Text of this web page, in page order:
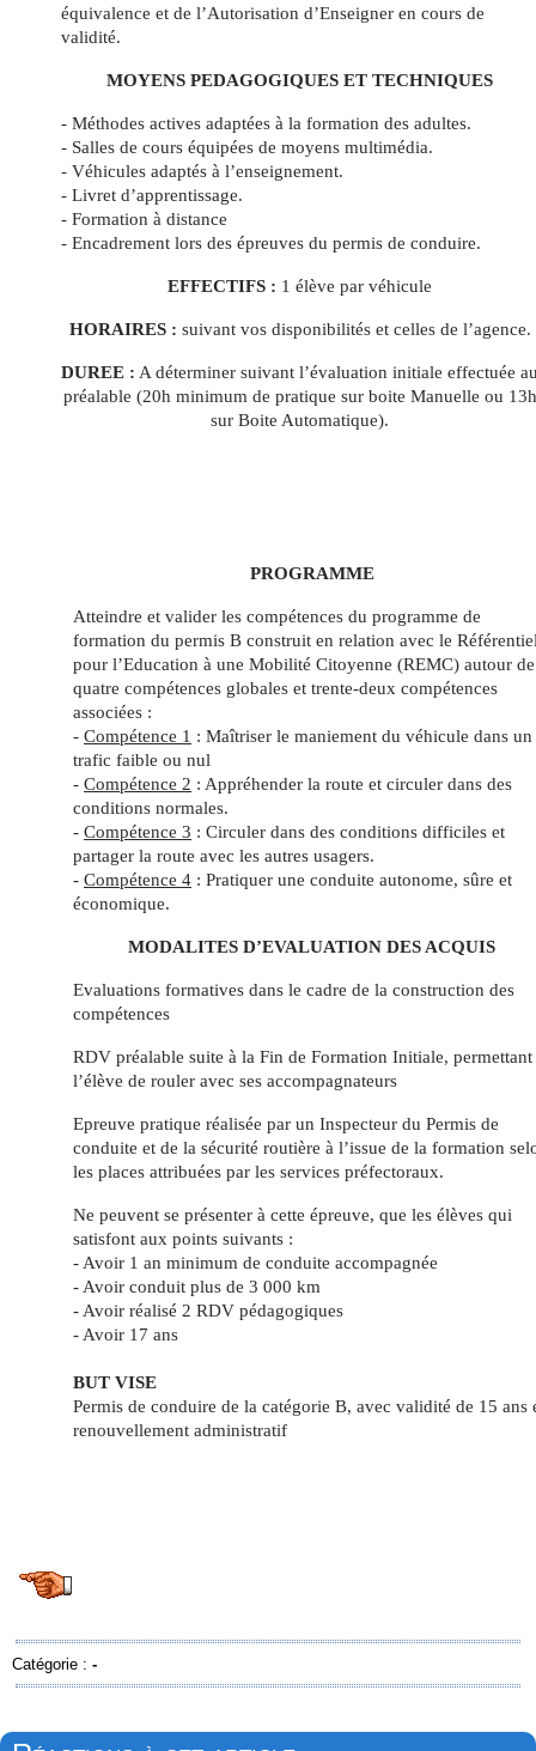
équivalence et de l’Autorisation d’Enseigner en cours de
validité.
MOYENS PEDAGOGIQUES ET TECHNIQUES
- Méthodes actives adaptées à la formation des adultes.
- Salles de cours équipées de moyens multimédia.
- Véhicules adaptés à l’enseignement.
- Livret d’apprentissage.
- Formation à distance
- Encadrement lors des épreuves du permis de conduire.
EFFECTIFS : 1 élève par véhicule
HORAIRES : suivant vos disponibilités et celles de l’agence.
DUREE : A déterminer suivant l’évaluation initiale effectuée
préalable (20h minimum de pratique sur boite Manuelle ou 13h
sur Boite Automatique).
PROGRAMME
Atteindre et valider les compétences du programme de
formation du permis B construit en relation avec le
pour l’Education à une Mobilité Citoyenne (REMC) autour de
quatre compétences globales et trente-deux compétences
associées :
- Compétence 1 : Maîtriser le maniement du véhicule dans un
trafic faible ou nul
- Compétence 2 : Appréhender la route et circuler dans des
conditions normales.
- Compétence 3 : Circuler dans des conditions difficiles et
partager la route avec les autres usagers.
- Compétence 4 : Pratiquer une conduite autonome, sûre et
économique.
MODALITES D’EVALUATION DES ACQUIS
Evaluations formatives dans le cadre de la construction des
compétences
RDV préalable suite à la Fin de Formation Initiale, permettant
l’élève de rouler avec ses accompagnateurs
Epreuve pratique réalisée par un Inspecteur du Permis de
conduite et de la sécurité routière à l’issue de la formation
les places attribuées par les services préfectoraux.
Ne peuvent se présenter à cette épreuve, que les élèves qui
satisfont aux points suivants :
- Avoir 1 an minimum de conduite accompagnée
- Avoir conduit plus de 3 000 km
- Avoir réalisé 2 RDV pédagogiques
- Avoir 17 ans
BUT VISE
Permis de conduire de la catégorie B, avec validité de 15 ans
renouvellement administratif
Catégorie : -